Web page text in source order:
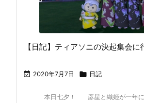
【日記】ティアソニの決起集会に
 2020年7月7日  日記
本日七夕！ 彦星と織姫が一年に一